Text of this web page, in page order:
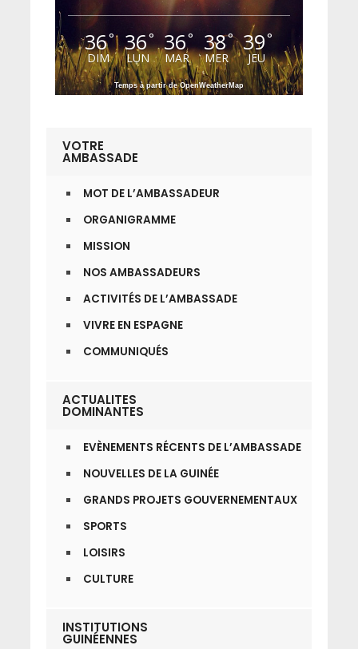
36°
DIM
36°
LUN
36°
MAR
38°
MER
39°
JEU
Temps à partir de OpenWeatherMap
VOTRE
AMBASSADE
MOT DE L’AMBASSADEUR
ORGANIGRAMME
MISSION
NOS AMBASSADEURS
ACTIVITÉS DE L’AMBASSADE
VIVRE EN ESPAGNE
COMMUNIQUÉS
ACTUALITES
DOMINANTES
EVÈNEMENTS RÉCENTS DE L’AMBASSADE
NOUVELLES DE LA GUINÉE
GRANDS PROJETS GOUVERNEMENTAUX
SPORTS
LOISIRS
CULTURE
INSTITUTIONS
GUINÉENNES